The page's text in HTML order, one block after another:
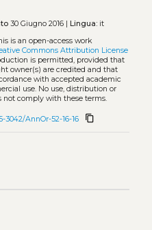
30 Giugno 2016 | Lingua:it
is an open-access work
Commons Attribution License
is permitted, provided that
owner(s) are credited and that
with accepted academic
use. No use, distribution or
comply with these terms.
3042/AnnOr-52-16-16 content_copy